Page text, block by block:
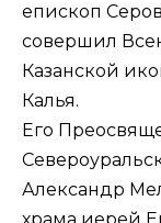
епископ
совершил
Казанской
Калья.
Его
Александр